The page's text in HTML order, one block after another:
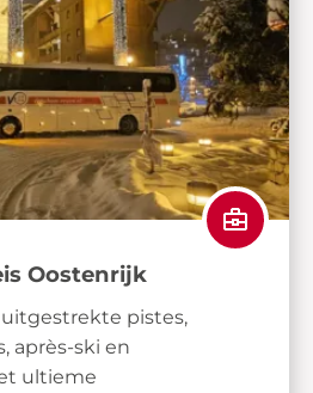
Oostenrijk
pistes,
après-ski en
ultieme